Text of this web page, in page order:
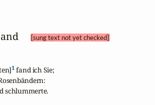
[sung text not yet checked]
1 fand ich Sie;
schlummerte.